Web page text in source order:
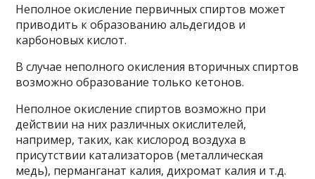
Неполное окисление первичных спиртов может
приводить к образованию альдегидов и
карбоновых кислот.
В случае неполного окисления вторичных спиртов
возможно образование только кетонов.
Неполное окисление спиртов возможно при
действии на них различных окислителей,
например, таких, как кислород воздуха в
присутствии катализаторов (металлическая
медь), перманганат калия, дихромат калия и т.д.